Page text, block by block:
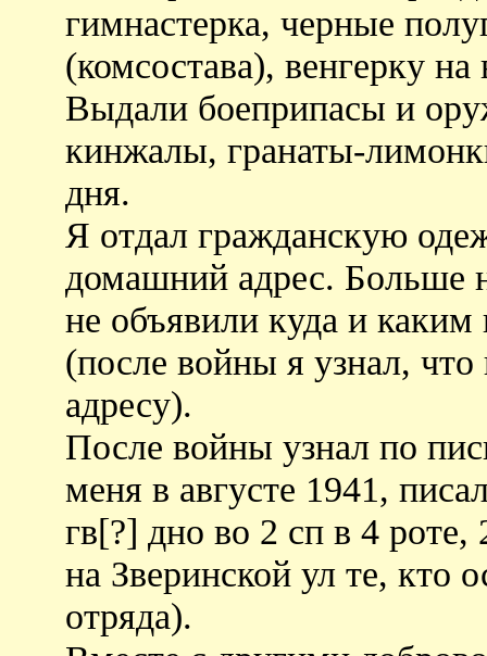
гимнастерка, черные
(комсостава), венгерку
Выдали боеприпасы и
кинжалы, гранаты-
дня.
Я отдал гражданскую
домашний адрес. Больше
не объявили куда и
(после войны я узнал,
адресу).
После войны узнал по
меня в августе 1941,
гв[?] дно во 2 сп в 4
на Зверинской ул те, кто
отряда).